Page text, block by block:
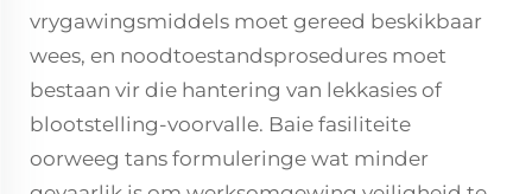
vrygawingsmiddels moet gereed beskikbaar
wees, en noodtoestandsprosedures moet
bestaan vir die hantering van lekkasies of
blootstelling-voorvalle. Baie fasiliteite
oorweeg tans formuleringe wat minder